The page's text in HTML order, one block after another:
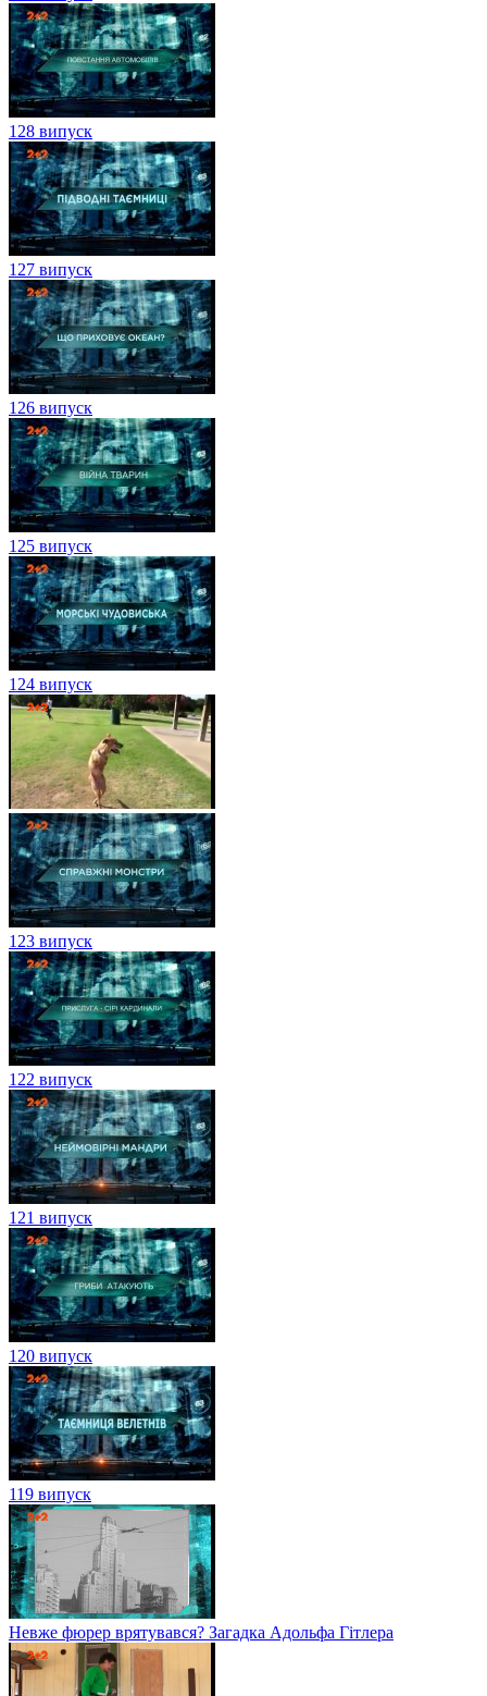
128 випуск
127 випуск
126 випуск
125 випуск
124 випуск
123 випуск
122 випуск
121 випуск
120 випуск
119 випуск
Невже фюрер врятувався? Загадка Адольфа Гітлера